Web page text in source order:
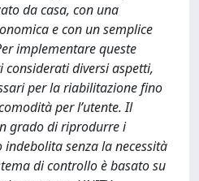
da casa, con una
e con un semplice
implementare queste
diversi aspetti,
per la riabilitazione fino
per l’utente. Il
grado di riprodurre i
senza la necessità
di controllo è basato su